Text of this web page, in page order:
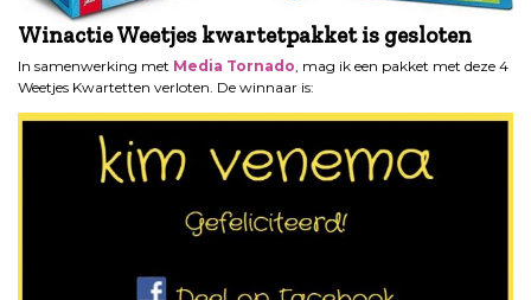
Winactie Weetjes kwartetpakket is gesloten
In samenwerking met Media Tornado , mag ik een pakket met deze 4
Weetjes Kwartetten verloten. De winnaar is: